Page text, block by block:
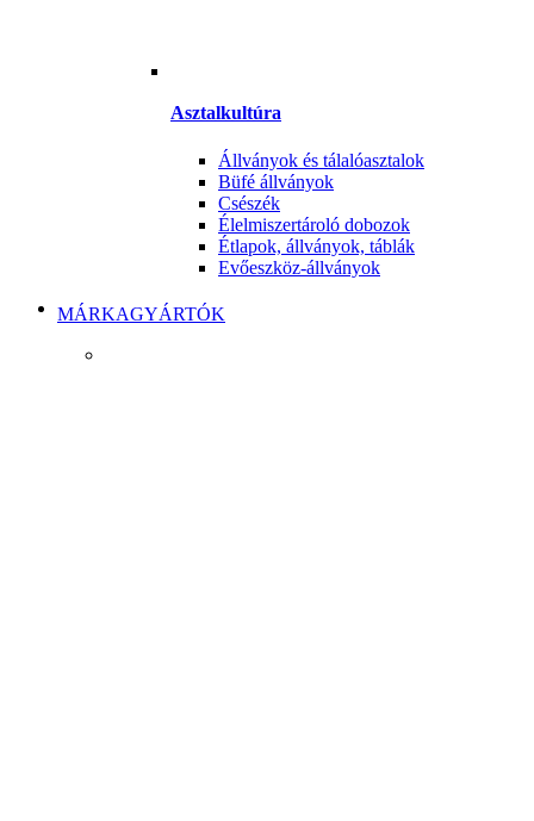
Asztalkultúra
Állványok és tálalóasztalok
Büfé állványok
Csészék
Élelmiszertároló dobozok
Étlapok, állványok, táblák
Evőeszköz-állványok
MÁRKAGYÁRTÓK